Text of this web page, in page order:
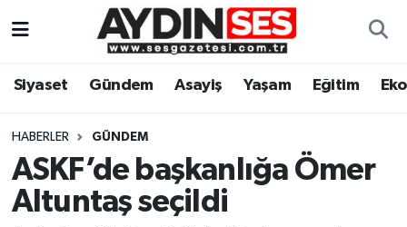
Siyaset Gündem Asayiş Yaşam Eğitim
HABERLER GÜNDEM
ASKF’de başkanlığa Ömer
Altuntaş seçildi
Gündem
Siyaset
Ekonomi
Aydın Hava Durumu
Aydin Namaz Vakitleri
Aydın Trafik Yoğunluk Haritası